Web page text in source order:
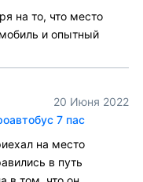
на то, что место
и опытный
20 Июня 2022
7 пас
на место
в путь